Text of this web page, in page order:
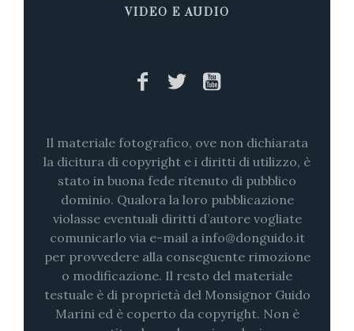
VIDEO E AUDIO
Il materiale fotografico, ove non dichiarata
la dicitura di copyright e i diritti di utilizzo, è
stato in buona fede ritenuto di pubblico
dominio. Qualora la loro pubblicazione
violasse eventuali diritti d’autore vogliate
comunicarlo via e-mail a info@donguido.it
per provvedere alla conseguente rimozione
o modificazione. Il resto del materiale
testuale è di proprietà del Monsignor Guido
Marini ed è coperto da copyright. Non è